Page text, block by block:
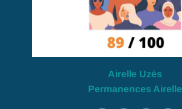
Airelle Uzès
Permanences Airelle